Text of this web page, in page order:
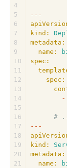
4
5
6
7
8
9
10
11
12
13
14
15
16
17
18
19
20
21
---
kind:
metadata:
name:
spec:
spec:
-
#
---
kind:
metadata:
name: